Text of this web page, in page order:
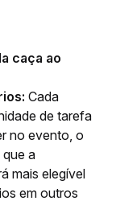
caça ao
Cada
de tarefa
no evento, o
a
mais elegível
em outros